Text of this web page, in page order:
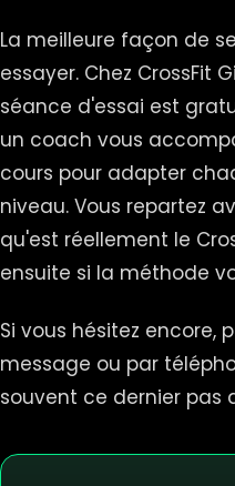
La meilleure façon de
essayer. Chez CrossFit
séance d'essai est
un coach vous
cours pour adapter
niveau. Vous repartez
qu'est réellement le
ensuite si la méthode
Si vous hésitez encore,
message ou par
souvent ce dernier pas